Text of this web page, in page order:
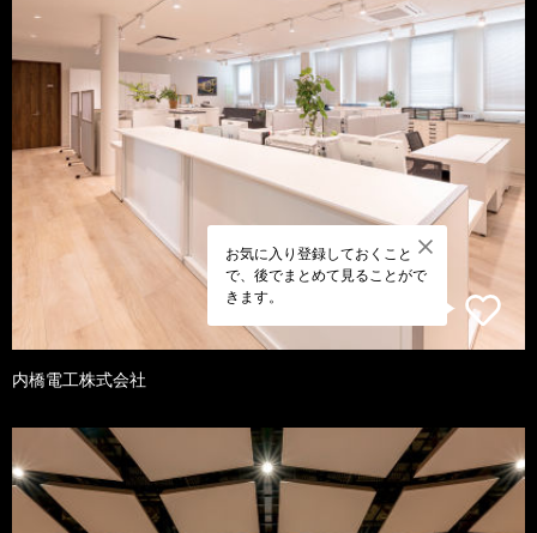
お気に入り登録しておくこと
で、後でまとめて見ることがで
きます。
内橋電工株式会社